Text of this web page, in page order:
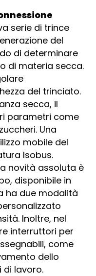
serie di trince
del
di determinare
di materia secca.
del trinciato.
secca, il
parametri come
Una
mobile del
Isobus.
novità assoluta è
disponibile in
ha due modalità
Inoltre, nel
interruttori per
come
dello
di lavoro.